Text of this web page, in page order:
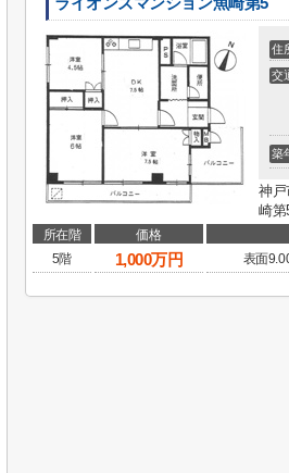
住
交
築
神戸
崎第
所在階 価格
5階
1,000万円 表面